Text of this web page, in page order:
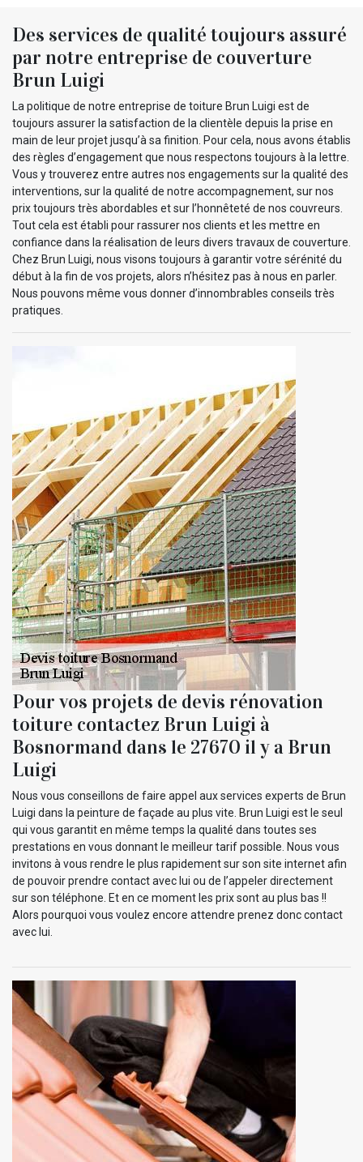
Des services de qualité toujours assuré
par notre entreprise de couverture
Brun Luigi
La politique de notre entreprise de toiture Brun Luigi est de
toujours assurer la satisfaction de la clientèle depuis la prise en
main de leur projet jusqu’à sa finition. Pour cela, nous avons établis
des règles d’engagement que nous respectons toujours à la lettre.
Vous y trouverez entre autres nos engagements sur la qualité des
interventions, sur la qualité de notre accompagnement, sur nos
prix toujours très abordables et sur l’honnêteté de nos couvreurs.
Tout cela est établi pour rassurer nos clients et les mettre en
confiance dans la réalisation de leurs divers travaux de couverture.
Chez Brun Luigi, nous visons toujours à garantir votre sérénité du
début à la fin de vos projets, alors n’hésitez pas à nous en parler.
Nous pouvons même vous donner d’innombrables conseils très
pratiques.
Pour vos projets de devis rénovation
toiture contactez Brun Luigi à
Bosnormand dans le 27670 il y a Brun
Luigi
Nous vous conseillons de faire appel aux services experts de Brun
Luigi dans la peinture de façade au plus vite. Brun Luigi est le seul
qui vous garantit en même temps la qualité dans toutes ses
prestations en vous donnant le meilleur tarif possible. Nous vous
invitons à vous rendre le plus rapidement sur son site internet afin
de pouvoir prendre contact avec lui ou de l’appeler directement
sur son téléphone. Et en ce moment les prix sont au plus bas !!
Alors pourquoi vous voulez encore attendre prenez donc contact
avec lui.